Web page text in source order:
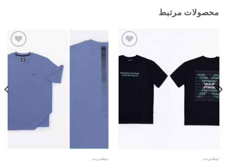
محصولات مرتبط
افزودن
به
مندی
تیشرت
افزودن
تیشرت